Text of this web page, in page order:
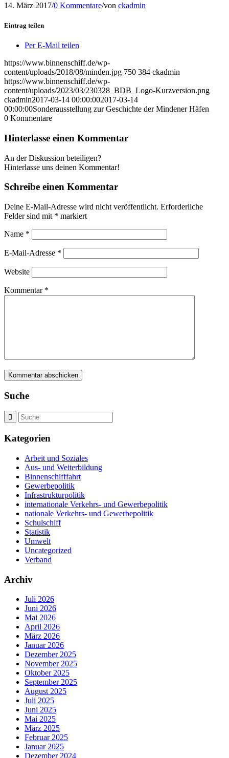
14. März 2017/0 Kommentare/von ckadmin
Eintrag teilen
Per E-Mail teilen
https://www.binnenschiff.de/wp-
content/uploads/2018/08/minden.jpg 750 384 ckadmin
https://www.binnenschiff.de/wp-
content/uploads/2023/03/230328_BDB_Logo-Kurzversion.png
ckadmin2017-03-14 00:00:002017-03-14
00:00:00Sonderausstellung zur Geschichte der Mindener Häfen
0 Kommentare
Hinterlasse einen Kommentar
An der Diskussion beteiligen?
Hinterlasse uns deinen Kommentar!
Schreibe einen Kommentar
Deine E-Mail-Adresse wird nicht veröffentlicht. Erforderliche
Felder sind mit * markiert
Name *
E-Mail-Adresse *
Website
Kommentar *
Suche
Kategorien
Arbeit und Soziales
Aus- und Weiterbildung
Binnenschifffahrt
Gewerbepolitik
Infrastrukturpolitik
internationale Verkehrs- und Gewerbepolitik
nationale Verkehrs- und Gewerbepolitik
Schulschiff
Statistik
Umwelt
Uncategorized
Verband
Archiv
Juli 2026
Juni 2026
Mai 2026
April 2026
März 2026
Januar 2026
Dezember 2025
November 2025
Oktober 2025
September 2025
August 2025
Juli 2025
Juni 2025
Mai 2025
März 2025
Februar 2025
Januar 2025
Dezember 2024